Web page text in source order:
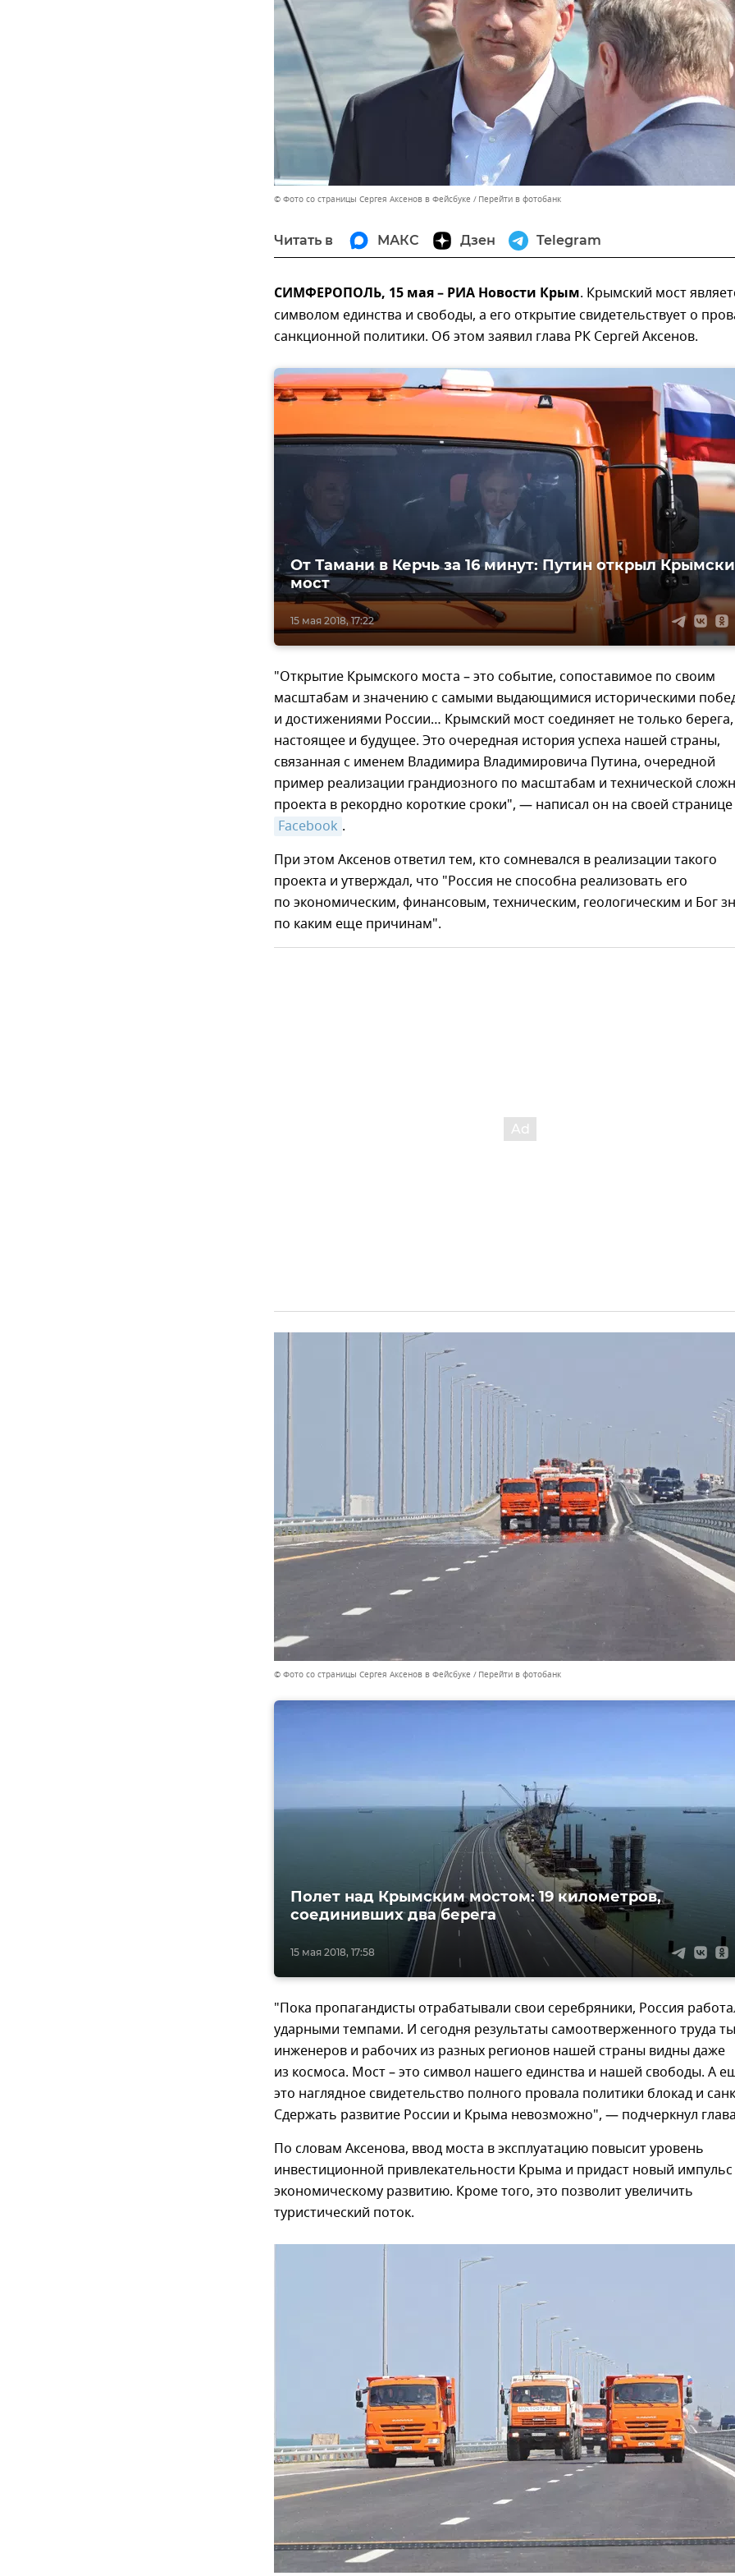
© Фото со страницы Сергея Аксенов в Фейсбуке Перейти в фотобанк
Читать в МАКС Дзен Telegram
СИМФЕРОПОЛЬ, 15 мая – РИА Новости Крым. Крымский мост
символом единства и свободы, а его открытие свидетельствует о
санкционной политики. Об этом заявил глава РК Сергей Аксенов.
15 мая 2018, 17:22
От Тамани в Керчь за 16 минут: Путин открыл
мост
"Открытие Крымского моста – это событие, сопоставимое по своим
масштабам и значению с самыми выдающимися историческими
и достижениями России… Крымский мост соединяет не только
настоящее и будущее. Это очередная история успеха нашей страны,
связанная с именем Владимира Владимировича Путина, очередной
пример реализации грандиозного по масштабам и технической
проекта в рекордно короткие сроки", — написал он на своей
Facebook .
При этом Аксенов ответил тем, кто сомневался в реализации такого
проекта и утверждал, что "Россия не способна реализовать его
по экономическим, финансовым, техническим, геологическим и Бог
по каким еще причинам".
© Фото со страницы Сергея Аксенов в Фейсбуке Перейти в фотобанк
15 мая 2018, 17:58
Полет над Крымским мостом: 19 километров,
соединивших два берега
"Пока пропагандисты отрабатывали свои серебряники, Россия
ударными темпами. И сегодня результаты самоотверженного труда
инженеров и рабочих из разных регионов нашей страны видны даже
из космоса. Мост – это символ нашего единства и нашей свободы. А
это наглядное свидетельство полного провала политики блокад и
Сдержать развитие России и Крыма невозможно", — подчеркнул
По словам Аксенова, ввод моста в эксплуатацию повысит уровень
инвестиционной привлекательности Крыма и придаст новый импульс
экономическому развитию. Кроме того, это позволит увеличить
туристический поток.